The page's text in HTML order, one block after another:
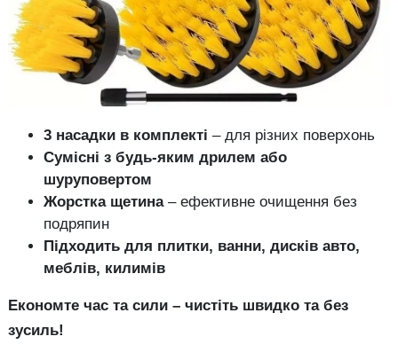
3 насадки в комплекті – для різних поверхонь
Сумісні з будь-яким дрилем або
шуруповертом
Жорстка щетина– ефективне очищення без
подряпин
Підходить для плитки, ванни, дисків авто,
меблів, килимів
Економте час та сили – чистіть швидко та без
зусиль!